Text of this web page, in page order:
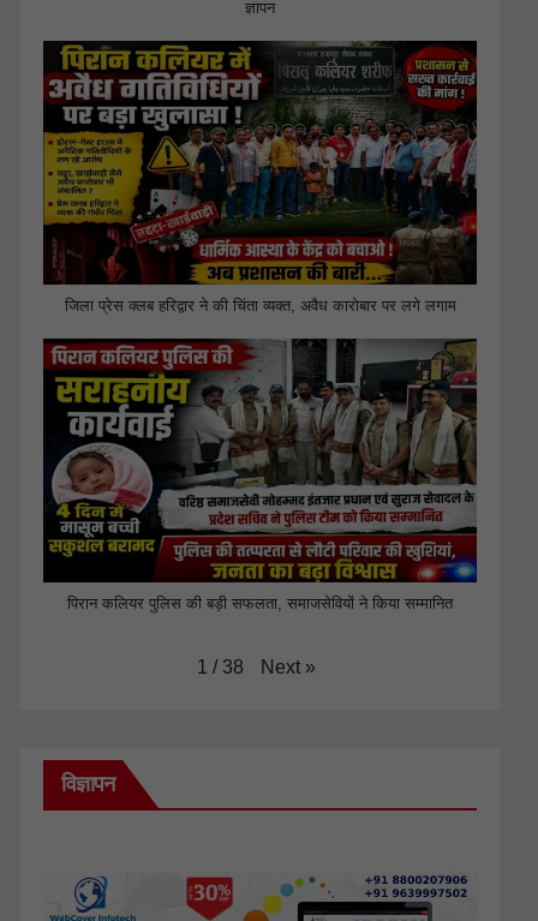
ज्ञापन
जिला प्रेस क्लब हरिद्वार ने की चिंता व्यक्त, अवैध कारोबार पर लगे लगाम
पिरान कलियर पुलिस की बड़ी सफलता, समाजसेवियों ने किया सम्मानित
1 / 38 Next »
विज्ञापन